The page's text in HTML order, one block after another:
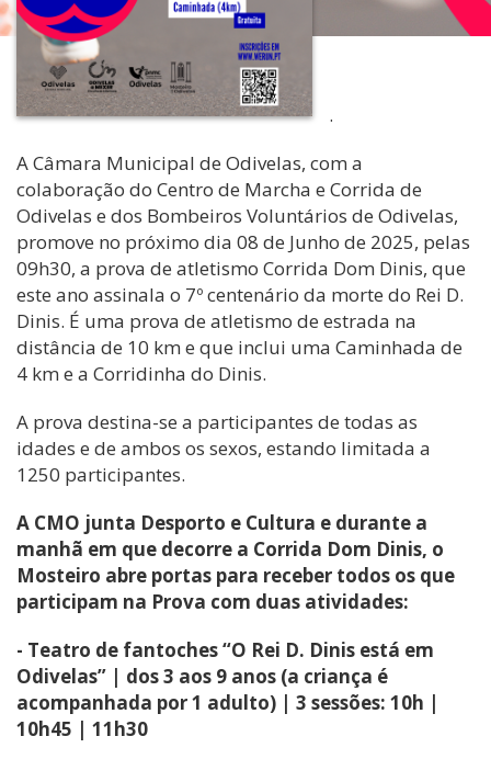
.
A Câmara Municipal de Odivelas, com a
colaboração do Centro de Marcha e Corrida de
Odivelas e dos Bombeiros Voluntários de Odivelas,
promove no próximo dia 08 de Junho de 2025, pelas
09h30, a prova de atletismo Corrida Dom Dinis, que
este ano assinala o 7º centenário da morte do Rei D.
Dinis. É uma prova de atletismo de estrada na
distância de 10 km e que inclui uma Caminhada de
4 km e a Corridinha do Dinis.
A prova destina-se a participantes de todas as
idades e de ambos os sexos, estando limitada a
1250 participantes.
A CMO junta Desporto e Cultura e durante a
manhã em que decorre a Corrida Dom Dinis, o
Mosteiro abre portas para receber todos os que
participam na Prova com duas atividades:
- Teatro de fantoches “O Rei D. Dinis está em
Odivelas” | dos 3 aos 9 anos (a criança é
acompanhada por 1 adulto) | 3 sessões: 10h |
10h45 | 11h30